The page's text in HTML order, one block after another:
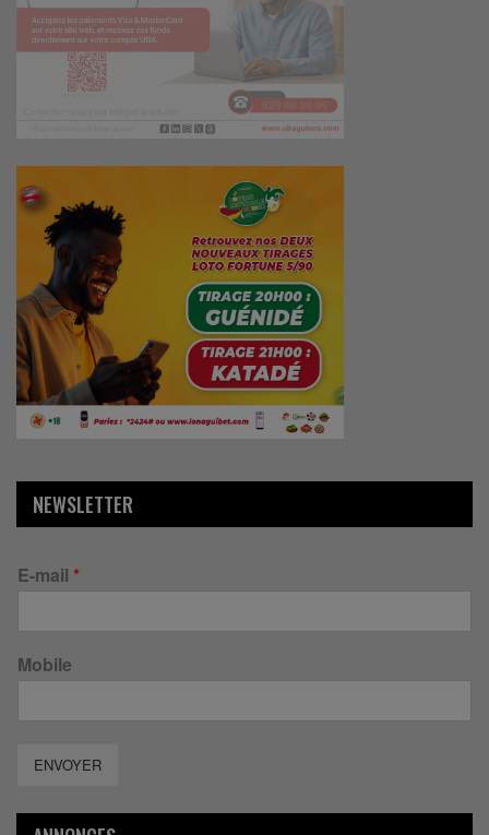
NEWSLETTER
E-mail *
Mobile
ENVOYER